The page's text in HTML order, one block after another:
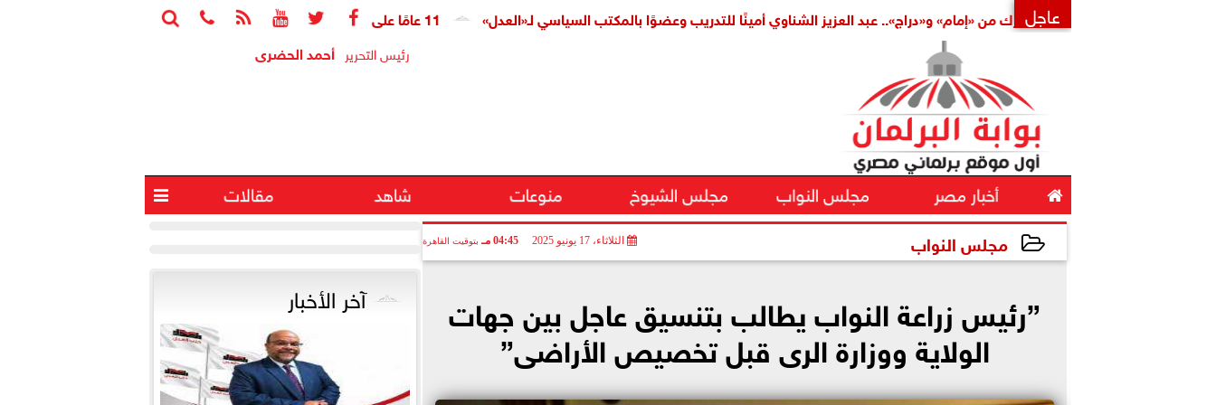





 عاجل 11 عامًا على افتتاح قناة السويس الجديدة.. النائبة مروة قنصوة: رؤية الدولة حولت الممر الملاحي إلى مركز اقتصادي عالمي بتكليف مشترك من «إمام» و«دراج».. عبد العزيز الشناوي أمينًا للتدريب وعضوًا بالمكتب السياسي لـ«العدل»
رئيس التحرير أحمد الحضرى
 أخبار مصر مجلس النواب مجلس الشيوخ منوعات شاهد مقالات 
مجلس النواب الثلاثاء، 17 يونيو 2025 04:45 مـ بتوقيت القاهرة
”رئيس زراعة النواب يطالب بتنسيق عاجل بين جهات
الولاية ووزارة الرى قبل تخصيص الأراضى”
آخر الأخبار